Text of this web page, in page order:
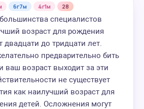
6г7м 4г1м 28
специалистов
возраст для рождения
до тридцати лет.
предварительно бить
ваш возраст выходит за эти
не существует
как наилучший возраст для
детей. Осложнения могут